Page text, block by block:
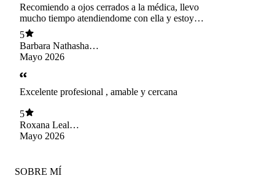
Recomiendo a ojos cerrados a la médica, llevo
mucho tiempo atendiendome con ella y estoy
sumamente agradecida por sus gestiones, tiempo
y amabilidad
5
Barbara Nathasha
Riquelme Apencoral
Mayo 2026
Excelente profesional , amable y cercana
5
Roxana Leal
Riquelme
Mayo 2026
SOBRE MÍ